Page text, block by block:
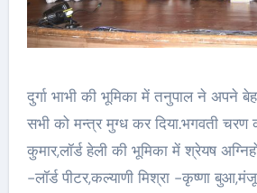
दुर्गा भाभी की भूमिका में तनुपाल ने अपने
सभी को मन्त्र मुग्ध कर दिया.भगवती चरण
कुमार,लॉर्ड हेली की भूमिका में श्रेयष
-लॉर्ड पीटर,कल्याणी मिश्रा -कृष्णा